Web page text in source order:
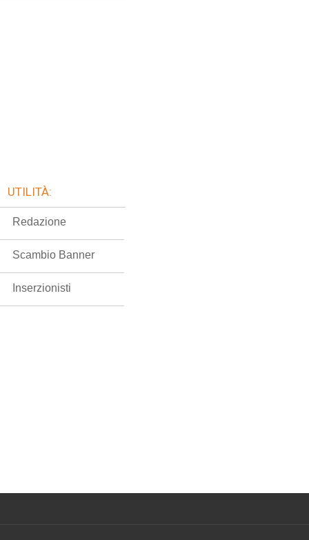
UTILITÀ:
Redazione
Scambio Banner
Inserzionisti